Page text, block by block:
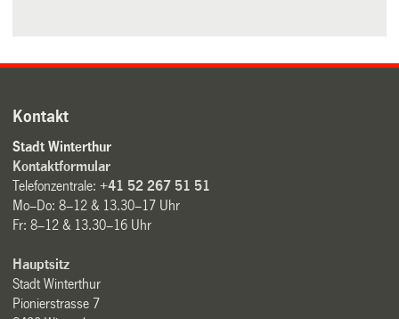
Kontakt
Stadt Winterthur
Kontaktformular
Telefonzentrale:+41 52 267 51 51
Mo–Do: 8–12 & 13.30–17 Uhr
Fr: 8–12 & 13.30–16 Uhr
Hauptsitz
Stadt Winterthur
Pionierstrasse 7